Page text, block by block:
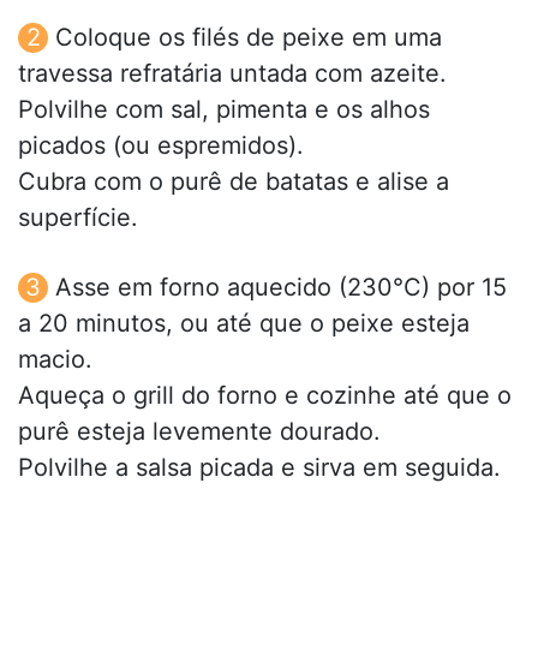
Coloque os filés de peixe em uma
travessa refratária untada com azeite.
Polvilhe com sal, pimenta e os alhos
picados (ou espremidos).
Cubra com o purê de batatas e alise a
superfície.
Asse em forno aquecido (230°C) por 15
a 20 minutos, ou até que o peixe esteja
macio.
Aqueça o grill do forno e cozinhe até que o
purê esteja levemente dourado.
Polvilhe a salsa picada e sirva em seguida.